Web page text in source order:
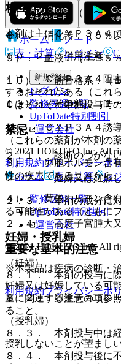
相互作用
本剤は主にＣＹＰ３Ａ４
１０．２． 併用注意：
１）． ＣＹＰ３Ａ４阻
するおそれがある（これ
Ｃはそれぞれ単独投与時
２）． ＣＹＰ３Ａ４誘導
（これらの薬剤が本剤の
３）． 卵胞ホルモン含有
性の疾患であることから
４）． 黄体ホルモン含
る可能性がある（ともに
妊婦・授乳婦
（妊婦）
妊婦又は妊娠している可
量に関連する注意の項参
（授乳婦）
授乳しないことが望まし
７）． 肝臓：（１〜５％
８）． 消化器：（５％以
９）． 血液：（１〜５
１０）． 筋骨格系：（
１１）． その他：（１
禁忌
２．１． 診断のつかない
２．２． 妊婦又は妊娠し
２．３． 本剤の成分に
２．４． 高度子宮腫大
重要な基本的注意
８．１． 本剤の投与に
８．２． 卵巣チョコレー
ること。
８．３． 本剤投与中は
８．４． 本剤投与後に
ホーム
ノート
表・計算
レジメン
新規登録
ログイン
監修医師一覧
UpToDate特別割引
運営会社
© 2021 HOKUTO Inc. All
利用規約プライバシーポ
ホーム
表・計算 レ
監修医師一覧
UpToDate特別割引
運営会社
© 2021 HOKUTO Inc. All
※本製品は疾病の診断・
利用規約プライバシーポ